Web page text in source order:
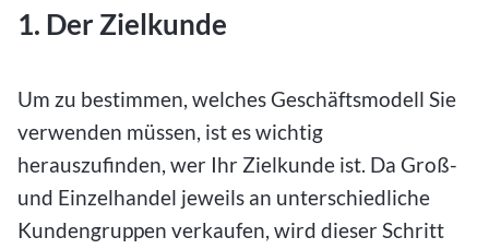
1. Der Zielkunde
Um zu bestimmen, welches Geschäftsmodell Sie
verwenden müssen, ist es wichtig
herauszufinden, wer Ihr Zielkunde ist. Da Groß-
und Einzelhandel jeweils an unterschiedliche
Kundengruppen verkaufen, wird dieser Schritt